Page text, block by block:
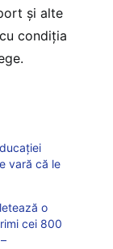
și alte
condiția
vară că le
o
cei 800